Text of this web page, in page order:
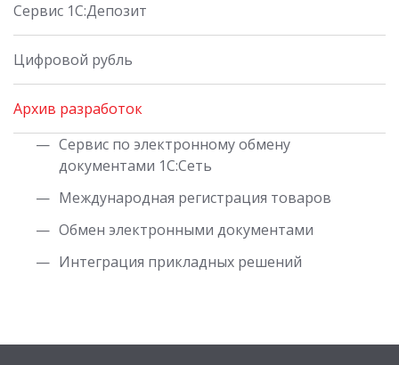
Сервис 1С:Депозит
Цифровой рубль
Архив разработок
Сервис по электронному обмену
документами 1С:Сеть
Международная регистрация товаров
Обмен электронными документами
Интеграция прикладных решений